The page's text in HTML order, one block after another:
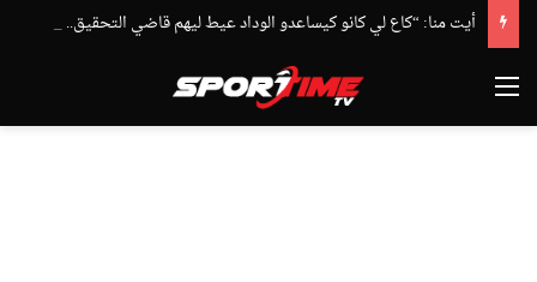
أيت منا: “كاع لي كانو كيساعدو الوداد عيط ليهم قاضي التحقيق.. دابا حتى شي واحد ما بقا باغي يعاون”
القائمة